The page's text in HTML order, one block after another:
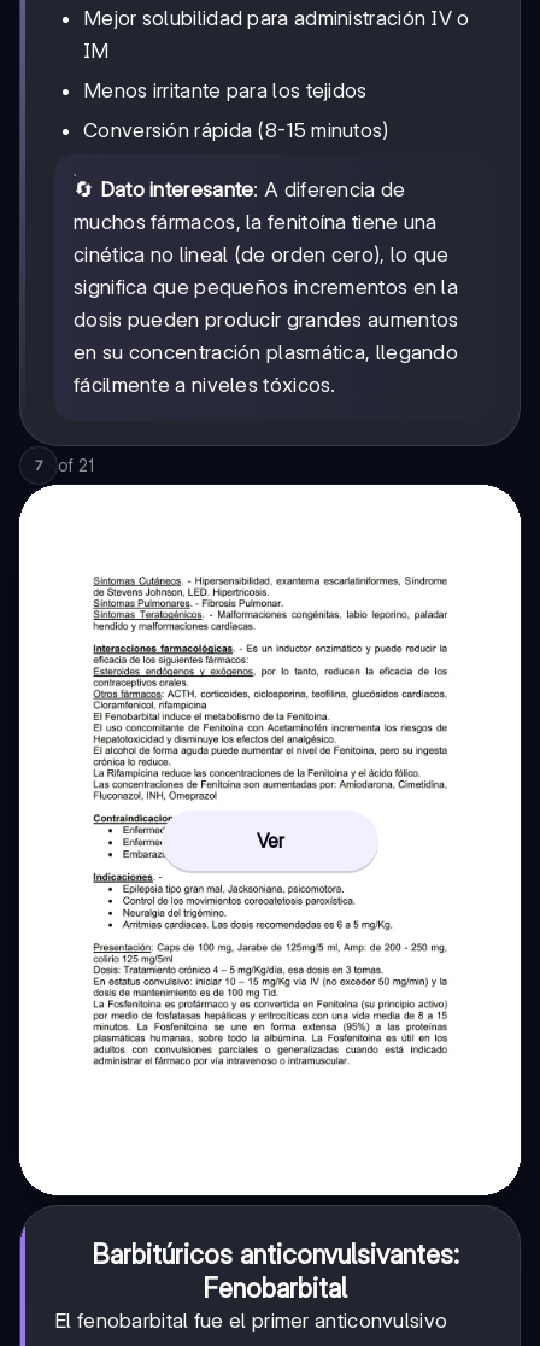
Mejor solubilidad para administración IV o
IM
Menos irritante para los tejidos
Conversión rápida (8-15 minutos)
🔄 Dato interesante: A diferencia de
muchos fármacos, la fenitoína tiene una
cinética no lineal (de orden cero), lo que
significa que pequeños incrementos en la
dosis pueden producir grandes aumentos
en su concentración plasmática, llegando
fácilmente a niveles tóxicos.
7 of 21
Ver
Barbitúricos anticonvulsivantes:
Fenobarbital
El fenobarbital fue el primer anticonvulsivo